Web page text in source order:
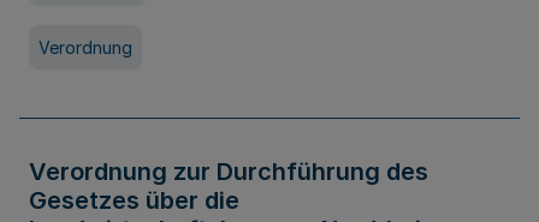
Verordnung
Verordnung zur Durchführung des
Gesetzes über die